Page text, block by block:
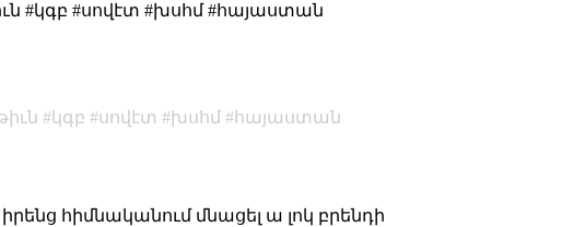
#կգբ #սովէտ #խսհմ #հայաստան
կգբ սովէտ խսհմ
հայաստան
հիմնականում մնացել ա լոկ բրենդի